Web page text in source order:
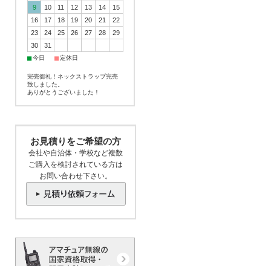
9
10 11 12 13 14
15
16
17 18 19 20 21
22
23
24 25 26 27 28
29
30
31
■今日 ■定休日
完売御礼！ネックストラップ完売
致しました。
ありがとうございました！
お見積りをご希望の方
会社や自治体・学校など複数
ご購入を検討されている方は
お問い合わせ下さい。